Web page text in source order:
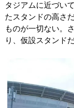
タジアムに近づい
たスタンドの高さ
ものが一切ない。
り、仮設スタンド